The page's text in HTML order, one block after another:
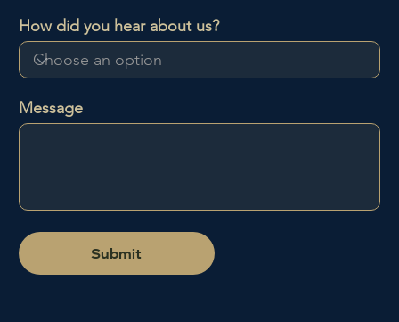
Message
Submit
e
How did you hear about us?